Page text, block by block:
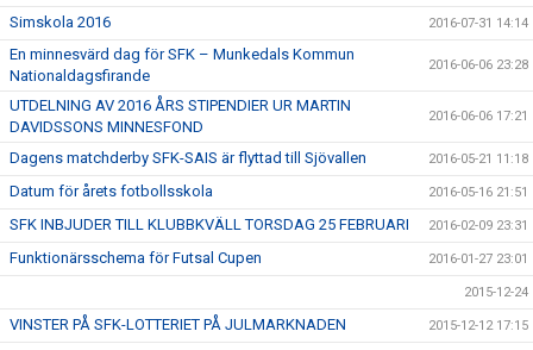
Simskola 2016 2016-07-31 14:14
En minnesvärd dag för SFK – Munkedals Kommun
Nationaldagsfirande
2016-06-06 23:28
UTDELNING AV 2016 ÅRS STIPENDIER UR MARTIN
DAVIDSSONS MINNESFOND
2016-06-06 17:21
Dagens matchderby SFK-SAIS är flyttad till Sjövallen 2016-05-21 11:18
Datum för årets fotbollsskola 2016-05-16 21:51
SFK INBJUDER TILL KLUBBKVÄLL TORSDAG 25 FEBRUARI 2016-02-09 23:31
Funktionärsschema för Futsal Cupen 2016-01-27 23:01
2015-12-24
VINSTER PÅ SFK-LOTTERIET PÅ JULMARKNADEN 2015-12-12 17:15